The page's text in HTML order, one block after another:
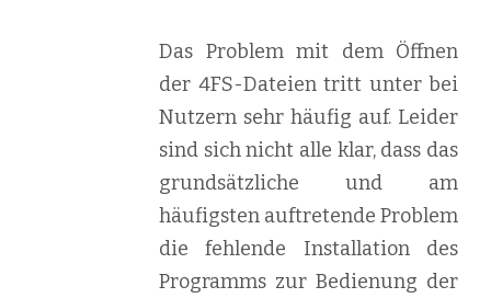
Das Problem mit dem Öffnen
der 4FS-Dateien tritt unter bei
Nutzern sehr häufig auf. Leider
sind sich nicht alle klar, dass das
grundsätzliche und am
häufigsten auftretende Problem
die fehlende Installation des
Programms zur Bedienung der